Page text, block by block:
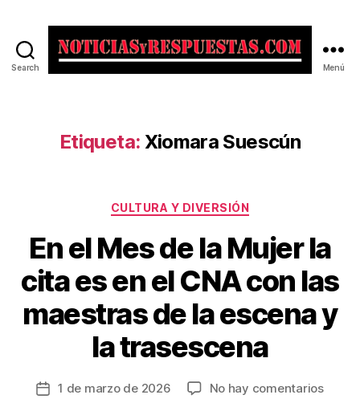
Search Menú
Etiqueta: Xiomara Suescún
Categorías
CULTURA Y DIVERSIÓN
En el Mes de la Mujer la
cita es en el CNA con las
maestras de la escena y
la trasescena
Fecha1 de marzo de 2026 No hay comentariosen